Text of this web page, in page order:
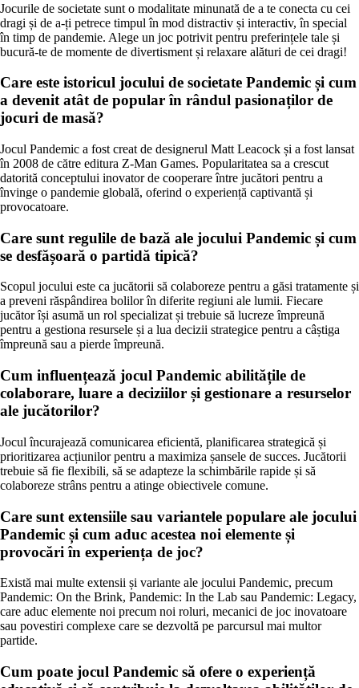
Jocurile de societate sunt o modalitate minunată de a te conecta cu cei
dragi și de a-ți petrece timpul în mod distractiv și interactiv, în special
în timp de pandemie. Alege un joc potrivit pentru preferințele tale și
bucură-te de momente de divertisment și relaxare alături de cei dragi!
Care este istoricul jocului de societate Pandemic și cum
a devenit atât de popular în rândul pasionaților de
jocuri de masă?
Jocul Pandemic a fost creat de designerul Matt Leacock și a fost lansat
în 2008 de către editura Z-Man Games. Popularitatea sa a crescut
datorită conceptului inovator de cooperare între jucători pentru a
învinge o pandemie globală, oferind o experiență captivantă și
provocatoare.
Care sunt regulile de bază ale jocului Pandemic și cum
se desfășoară o partidă tipică?
Scopul jocului este ca jucătorii să colaboreze pentru a găsi tratamente și
a preveni răspândirea bolilor în diferite regiuni ale lumii. Fiecare
jucător își asumă un rol specializat și trebuie să lucreze împreună
pentru a gestiona resursele și a lua decizii strategice pentru a câștiga
împreună sau a pierde împreună.
Cum influențează jocul Pandemic abilitățile de
colaborare, luare a deciziilor și gestionare a resurselor
ale jucătorilor?
Jocul încurajează comunicarea eficientă, planificarea strategică și
prioritizarea acțiunilor pentru a maximiza șansele de succes. Jucătorii
trebuie să fie flexibili, să se adapteze la schimbările rapide și să
colaboreze strâns pentru a atinge obiectivele comune.
Care sunt extensiile sau variantele populare ale jocului
Pandemic și cum aduc acestea noi elemente și
provocări în experiența de joc?
Există mai multe extensii și variante ale jocului Pandemic, precum
Pandemic: On the Brink, Pandemic: In the Lab sau Pandemic: Legacy,
care aduc elemente noi precum noi roluri, mecanici de joc inovatoare
sau povestiri complexe care se dezvoltă pe parcursul mai multor
partide.
Cum poate jocul Pandemic să ofere o experiență